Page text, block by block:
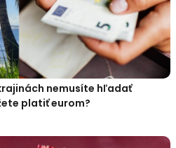
nemusíte hľadať
platiť eurom?